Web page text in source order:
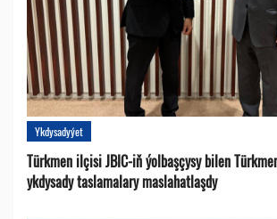
Ykdysadyýet
Türkmen ilçisi JBIC-iň ýolbaşçysy bilen
ykdysady taslamalary maslahatlaşdy